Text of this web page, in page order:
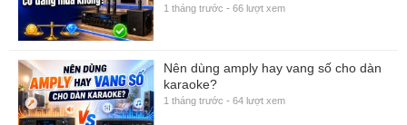
1 tháng trước - 66 lượt xem
Nên dùng amply hay vang số cho dàn
karaoke?
1 tháng trước - 64 lượt xem